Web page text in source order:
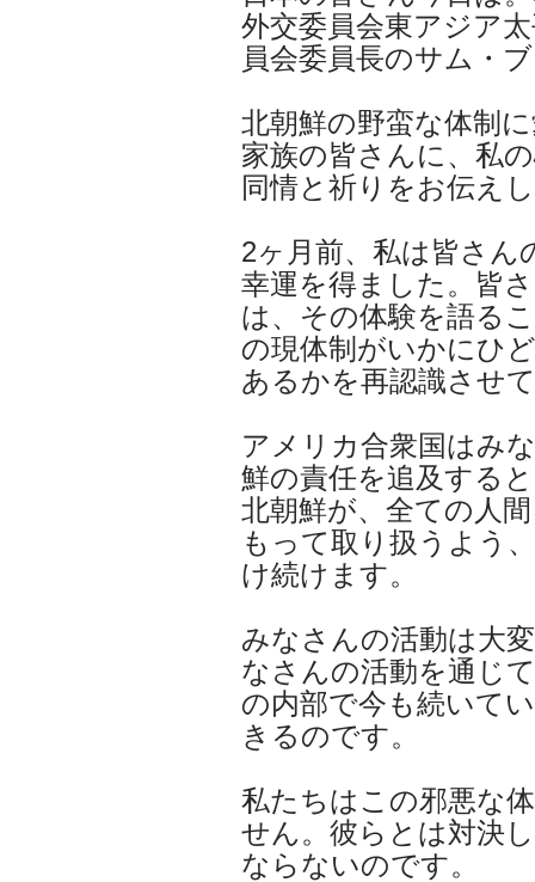
外交委員会東アジア
員会委員長のサム・
北朝鮮の野蛮な体制
家族の皆さんに、私
同情と祈りをお伝え
2ヶ月前、私は皆さん
幸運を得ました。皆
は、その体験を語る
の現体制がいかにひ
あるかを再認識させ
アメリカ合衆国はみ
鮮の責任を追及する
北朝鮮が、全ての人
もって取り扱うよう
け続けます。
みなさんの活動は大
なさんの活動を通じ
の内部で今も続いて
きるのです。
私たちはこの邪悪な
せん。彼らとは対決
ならないのです。